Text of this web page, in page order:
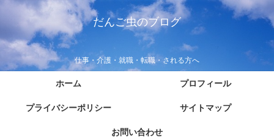
だんご虫のブログ
仕事・介護・就職・転職・される方へ
ホーム プロフィール
プライバシーポリシー サイトマップ
お問い合わせ